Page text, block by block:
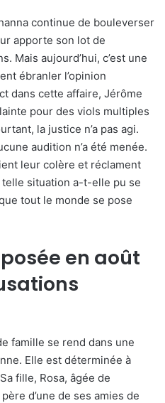
continue de bouleverser
apporte son lot de
Mais aujourd’hui, c’est une
ébranler l’opinion
dans cette affaire, Jérôme
pour des viols multiples
la justice n’a pas agi.
audition n’a été menée.
leur colère et réclament
situation a-t-elle pu se
tout le monde se pose
en août
famille se rend dans une
Elle est déterminée à
fille, Rosa, âgée de
d’une de ses amies de